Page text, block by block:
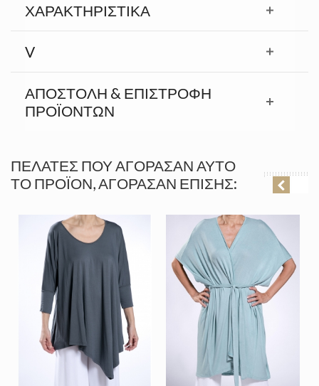
ΧΑΡΑΚΤΗΡΙΣΤΙΚΆ
V
ΑΠΟΣΤΟΛΉ & ΕΠΙΣΤΡΟΦΉ
ΠΡΟΪΟΝΤΩΝ
ΠΕΛΆΤΕΣ ΠΟΥ ΑΓΌΡΑΣΑΝ ΑΥΤΌ
ΤΟ ΠΡΟΪΌΝ, ΑΓΌΡΑΣΑΝ ΕΠΊΣΗΣ: